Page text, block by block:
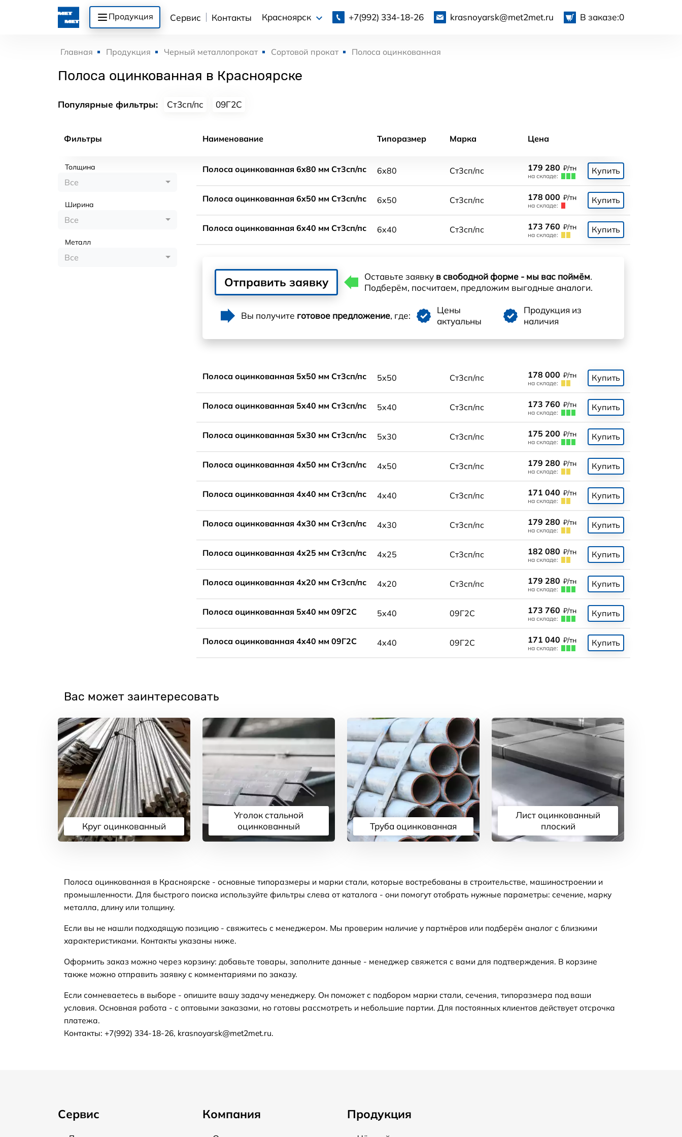
Продукция Сервис Контакты Красноярск +7(992) 334-18-26 krasnoyarsk@met2met.ru В заказе:0
Главная Продукция Черный металлопрокат Сортовой прокат Полоса оцинкованная
Полоса оцинкованная в Красноярске
Популярные фильтры: Ст3сп/пс 09Г2С
Фильтры Наименование Типоразмер Марка Цена
Толщина
Все
Ширина
Все
Металл
Все
Полоса оцинкованная 6x80 мм Ст3сп/пс 6x80 Ст3сп/пс 179 280 ₽/тн
на складе:
Купить
Полоса оцинкованная 6x50 мм Ст3сп/пс 6x50 Ст3сп/пс 178 000 ₽/тн
на складе:
Купить
Полоса оцинкованная 6x40 мм Ст3сп/пс 6x40 Ст3сп/пс 173 760 ₽/тн
на складе:
Купить
Отправить заявку Оставьте заявку в свободной форме - мы вас поймём.
Подберём, посчитаем, предложим выгодные аналоги.
Вы получите готовое предложение, где:
Цены
актуальны
Продукция из
наличия
Полоса оцинкованная 5x50 мм Ст3сп/пс 5x50 Ст3сп/пс 178 000 ₽/тн
на складе:
Купить
Полоса оцинкованная 5x40 мм Ст3сп/пс 5x40 Ст3сп/пс 173 760 ₽/тн
на складе:
Купить
Полоса оцинкованная 5x30 мм Ст3сп/пс 5x30 Ст3сп/пс 175 200 ₽/тн
на складе:
Купить
Полоса оцинкованная 4x50 мм Ст3сп/пс 4x50 Ст3сп/пс 179 280 ₽/тн
на складе:
Купить
Полоса оцинкованная 4x40 мм Ст3сп/пс 4x40 Ст3сп/пс 171 040 ₽/тн
на складе:
Купить
Полоса оцинкованная 4x30 мм Ст3сп/пс 4x30 Ст3сп/пс 179 280 ₽/тн
на складе:
Купить
Полоса оцинкованная 4x25 мм Ст3сп/пс 4x25 Ст3сп/пс 182 080 ₽/тн
на складе:
Купить
Полоса оцинкованная 4x20 мм Ст3сп/пс 4x20 Ст3сп/пс 179 280 ₽/тн
на складе:
Купить
Полоса оцинкованная 5x40 мм 09Г2С 5x40 09Г2С 173 760 ₽/тн
на складе:
Купить
Полоса оцинкованная 4x40 мм 09Г2С 4x40 09Г2С 171 040 ₽/тн
на складе:
Купить
Вас может заинтересовать
Круг оцинкованный
Подробнее
Уголок стальной
оцинкованный
Подробнее
Труба оцинкованная
Подробнее
Лист оцинкованный
плоский
Подробнее
Полоса оцинкованная в Красноярске - основные типоразмеры и марки стали, которые востребованы в строительстве, машиностроении и
промышленности. Для быстрого поиска используйте фильтры слева от каталога - они помогут отобрать нужные параметры: сечение, марку
металла, длину или толщину.
Если вы не нашли подходящую позицию - свяжитесь с менеджером. Мы проверим наличие у партнёров или подберём аналог с близкими
характеристиками. Контакты указаны ниже.
Оформить заказ можно через корзину: добавьте товары, заполните данные - менеджер свяжется с вами для подтверждения. В корзине
также можно отправить заявку с комментариями по заказу.
Если сомневаетесь в выборе - опишите вашу задачу менеджеру. Он поможет с подбором марки стали, сечения, типоразмера под ваши
условия. Основная работа - с оптовыми заказами, но готовы рассмотреть и небольшие партии. Для постоянных клиентов действует отсрочка
платежа.
Контакты: +7(992) 334-18-26, krasnoyarsk@met2met.ru.
Сервис Компания Продукция